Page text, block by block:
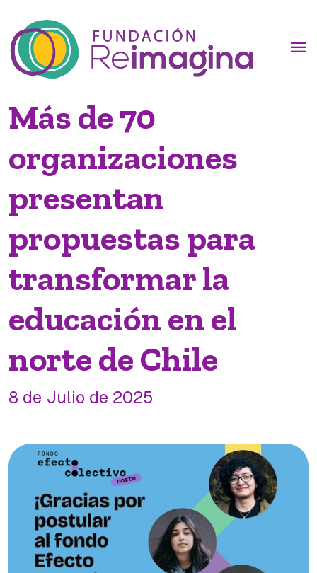
menu
Más de 70
organizaciones
presentan
propuestas para
transformar la
educación en el
norte de Chile
8 de Julio de 2025